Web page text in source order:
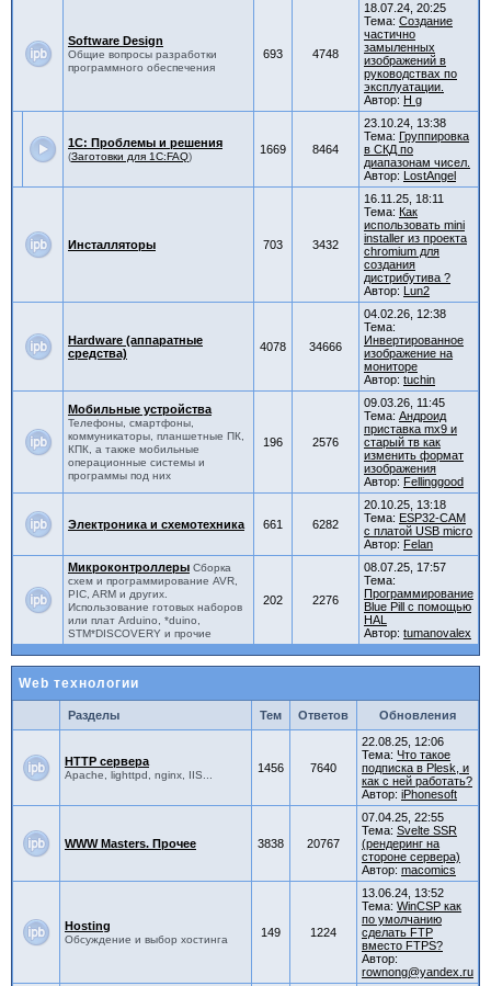
Software Design
Общие вопросы разработки
программного обеспечения
693 4748
18.07.24, 20:25
Тема: Создание
частично
замыленных
изображений в
руководствах по
эксплуатации.
Автор: H g
1С: Проблемы и решения
(Заготовки для 1C:FAQ)
1669 8464
23.10.24, 13:38
Тема: Группировка
в СКД по
диапазонам чисел.
Автор: LostAngel
Инсталляторы 703 3432
16.11.25, 18:11
Тема: Как
использовать mini
installer из проекта
chromium для
создания
дистрибутива ?
Автор: Lun2
Hardware (аппаратные
средства)
4078 34666
04.02.26, 12:38
Тема:
Инвертированное
изображение на
мониторе
Автор: tuchin
Мобильные устройства
Телефоны, смартфоны,
коммуникаторы, планшетные ПК,
КПК, а также мобильные
операционные системы и
программы под них
196 2576
09.03.26, 11:45
Тема: Андроид
приставка mx9 и
старый тв как
изменить формат
изображения
Автор: Fellinggood
Электроника и схемотехника 661 6282
20.10.25, 13:18
Тема: ESP32-CAM
с платой USB micro
Автор: Felan
Микроконтроллеры Сборка
схем и программирование AVR,
PIC, ARM и других.
Использование готовых наборов
или плат Arduino, *duino,
STM*DISCOVERY и прочие
202 2276
08.07.25, 17:57
Тема:
Программирование
Blue Pill с помощью
HAL
Автор: tumanovalex
Web технологии
Разделы Тем Ответов Обновления
HTTP сервера
Apache, lighttpd, nginx, IIS...
1456 7640
22.08.25, 12:06
Тема: Что такое
подписка в Plesk, и
как с ней работать?
Автор: iPhonesoft
WWW Masters. Прочее 3838 20767
07.04.25, 22:55
Тема: Svelte SSR
(рендеринг на
стороне сервера)
Автор: macomics
Hosting
Обсуждение и выбор хостинга
149 1224
13.06.24, 13:52
Тема: WinCSP как
по умолчанию
сделать FTP
вместо FTPS?
Автор:
rownong@yandex.ru